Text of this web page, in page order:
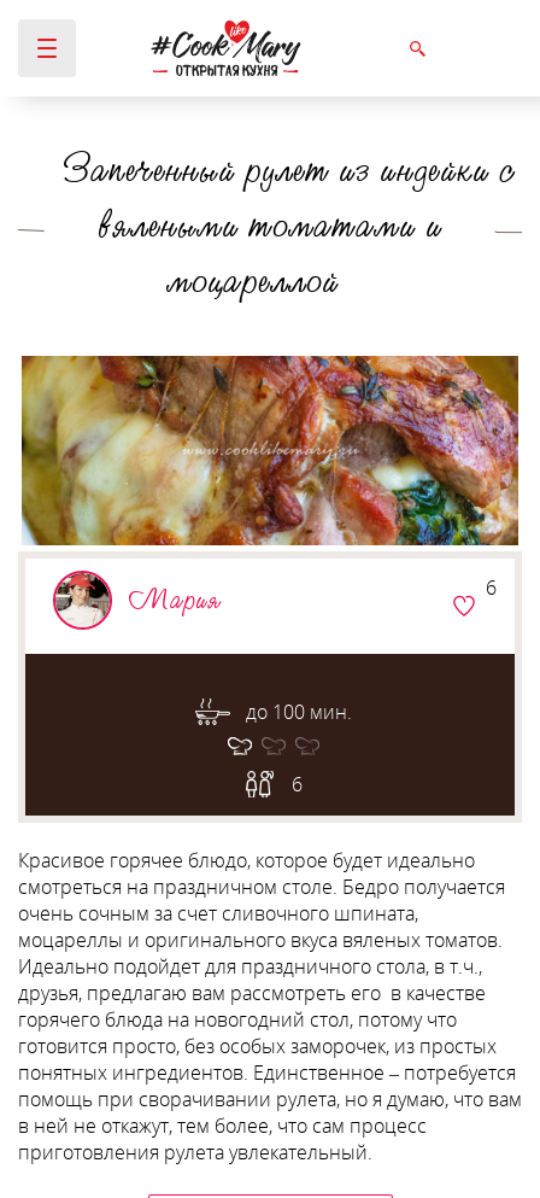
Вы здесь
Запеченный рулет из индейки с
вялеными томатами и
моцареллой
Мария
до 100 мин.
6
6
Красивое горячее блюдо, которое будет идеально
смотреться на праздничном столе. Бедро получается
очень сочным за счет сливочного шпината,
моцареллы и оригинального вкуса вяленых томатов.
Идеально подойдет для праздничного стола, в т.ч.,
друзья, предлагаю вам рассмотреть его в качестве
горячего блюда на новогодний стол, потому что
готовится просто, без особых заморочек, из простых
понятных ингредиентов. Единственное – потребуется
помощь при сворачивании рулета, но я думаю, что вам
в ней не откажут, тем более, что сам процесс
приготовления рулета увлекательный.